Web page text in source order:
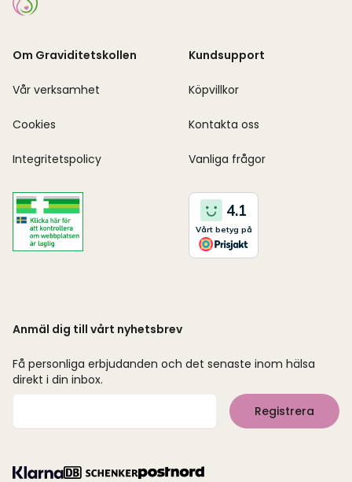
Om Graviditetskollen
Vår verksamhet
Cookies
Integritetspolicy
Kundsupport
Köpvillkor
Kontakta oss
Vanliga frågor
Anmäl dig till vårt nyhetsbrev
Få personliga erbjudanden och det senaste inom hälsa
direkt i din inbox.
Registrera